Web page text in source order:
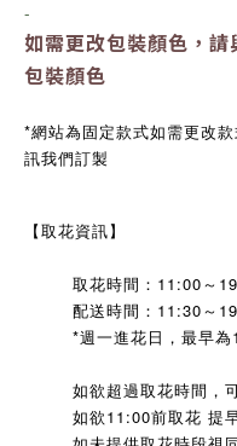
-
如需更改包裝顏色， 請
包裝顏色
*網站為固定款式如需更改
訊我們訂製
【取花資訊】
取花時間：11:00～
配送時間：11:30～
*週一進花日，最早
如欲超過取花時間，
如欲11:00前取花 提